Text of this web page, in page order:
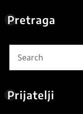
Pretraga
Prijatelji